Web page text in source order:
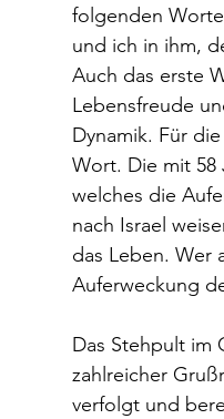
folgenden
und ich in ihm,
Auch das erste
Lebensfreude
Dynamik. Für
Wort. Die mit 58
welches die
nach Israel
das Leben. Wer
Auferweckung
Das Stehpult im
zahlreicher
verfolgt und